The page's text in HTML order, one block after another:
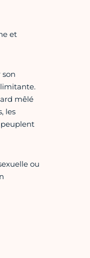
et
son
mêlé
les
ou